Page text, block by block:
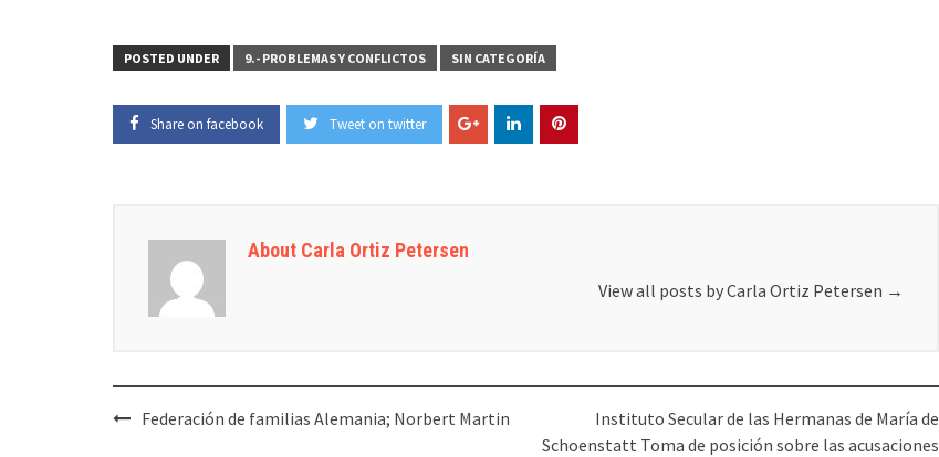
POSTED UNDER 9.- PROBLEMAS Y CONFLICTOS SIN CATEGORÍA
Share on facebook Tweet on twitter
About Carla Ortiz Petersen
View all posts by Carla Ortiz Petersen →
PostFederación de familias Alemania; Norbert Martin
Instituto Secular de las Hermanas de María de
Schoenstatt Toma de posición sobre las acusaciones